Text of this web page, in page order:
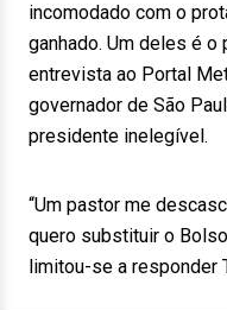
incomodado com o
ganhado. Um deles é
entrevista ao Portal
governador de São
presidente inelegível.
“Um pastor me
quero substituir o
limitou-se a responder